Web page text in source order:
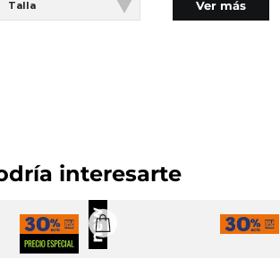
en tendedero a la sombra.
en máquina. LAVADO:
Talla Ver más
interesarte